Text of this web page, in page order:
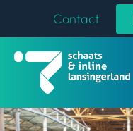
Contact